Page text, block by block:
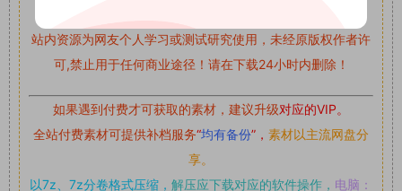
站内资源为网友个人学习或测试研究使用，未经原版权作者许
可,禁止用于任何商业途径！请在下载24小时内删除！
如果遇到付费才可获取的素材，建议升级对应的VIP。
全站付费素材可提供补档服务“均有备份”， 素材以主流网盘分
享。
以7z、7z分卷格式压缩， 解压应下载对应的软件操作， 电脑：